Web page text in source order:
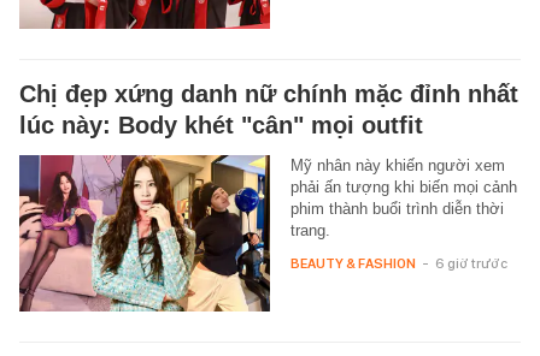
Chị đẹp xứng danh nữ chính mặc đỉnh nhất
lúc này: Body khét "cân" mọi outfit
Mỹ nhân này khiến người xem
phải ấn tượng khi biến mọi cảnh
phim thành buổi trình diễn thời
trang.
BEAUTY & FASHION - 6 giờ trước